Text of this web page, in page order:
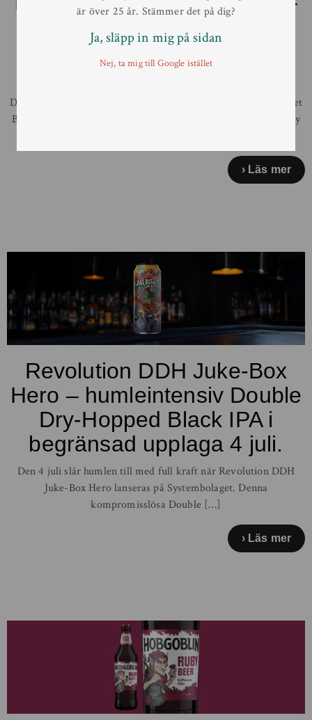
kraftfull Barley Wine i
begränsat släpp på
Systembolaget 4 juli.
Den 4 juli lanseras Revolution Brewery’s ikoniska Straight Jacket
Barley Wine i Sverige – en mäktig, fatlagrad amerikansk Barley
Läs mer
Revolution DDH Juke-Box
Hero – humleintensiv Double
Dry-Hopped Black IPA i
begränsad upplaga 4 juli.
Den 4 juli slår humlen till med full kraft när Revolution DDH
Juke-Box Hero lanseras på Systembolaget. Denna
kompromisslösa Double […]
Läs mer
är över 25 år. Stämmer det på dig?
Ja, släpp in mig på sidan
Nej, ta mig till Google istället